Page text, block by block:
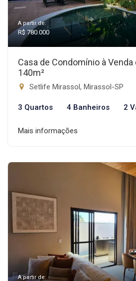
A partir de:
R$ 780.000
Casa de Condomínio à
140m²
Setlife Mirassol, Mirassol-SP
3 Quartos 4 Banheiros 2
Mais informações
A partir de: